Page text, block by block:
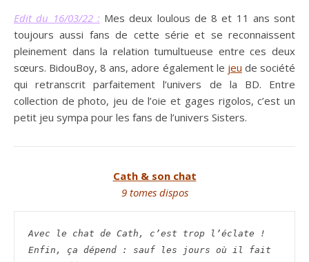
Edit du 16/03/22 : Mes deux loulous de 8 et 11 ans sont
toujours aussi fans de cette série et se reconnaissent
pleinement dans la relation tumultueuse entre ces deux
sœurs. BidouBoy, 8 ans, adore également le jeu de société
qui retranscrit parfaitement l’univers de la BD. Entre
collection de photo, jeu de l’oie et gages rigolos, c’est un
petit jeu sympa pour les fans de l’univers Sisters.
Cath & son chat
9 tomes dispos
Avec le chat de Cath, c’est trop l’éclate !
Enfin, ça dépend : sauf les jours où il fait